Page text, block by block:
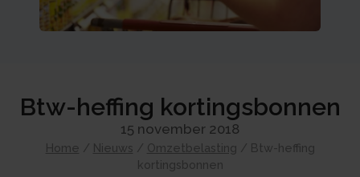
Btw-heffing kortingsbonnen
15 november 2018
Home / Nieuws / Omzetbelasting / Btw-heffing
kortingsbonnen